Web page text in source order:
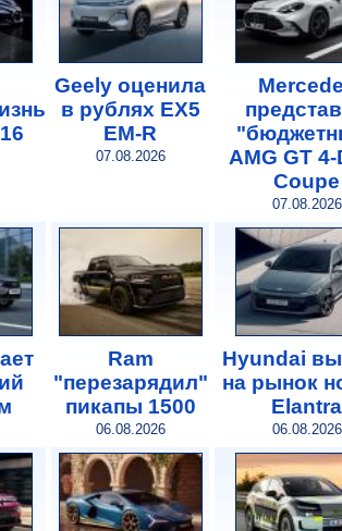
Geely оценила
в рублях EX5
EM-R
07.08.2026
AMG GT
Coupe
07.08.2026
Ram
"перезарядил"
пикапы 1500
06.08.2026
Hyundai
на рынок
Elantra
06.08.2026